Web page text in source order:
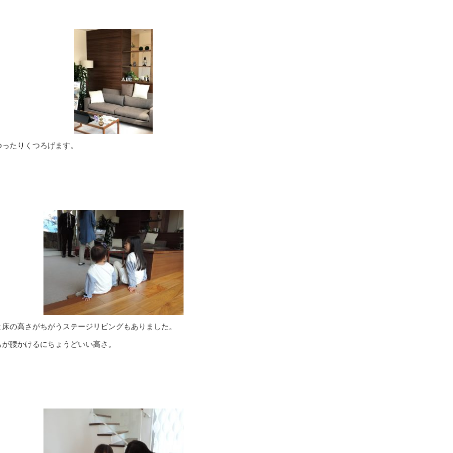
たりくつろげます。
の高さがちがうステージリビングもありました。
腰かけるにちょうどいい高さ。